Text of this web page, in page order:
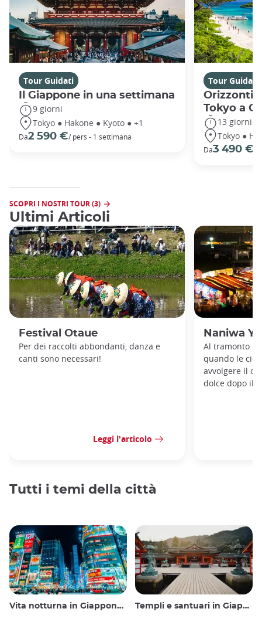
Tour Guidati
Il Giappone in una settimana
9 giorni
Tokyo ● Hakone ● Kyoto ● +1
Da2 590 €/ pers - 1 settimana
Tour Guidati
Orizzonti
Tokyo a
13 giorni
Tokyo ●
Da3 490 €
SCOPRI I NOSTRI TOUR (3)
Ultimi Articoli
Festival Otaue
Per dei raccolti abbondanti, danza e
canti sono necessari!
Leggi l'articolo
Naniwa
Al tramonto
quando le
avvolgere il
dolce dopo il
Tutti i temi della città
Vita notturna in Giappone: uscire, vedere e bere Templi e santuari in Giappone